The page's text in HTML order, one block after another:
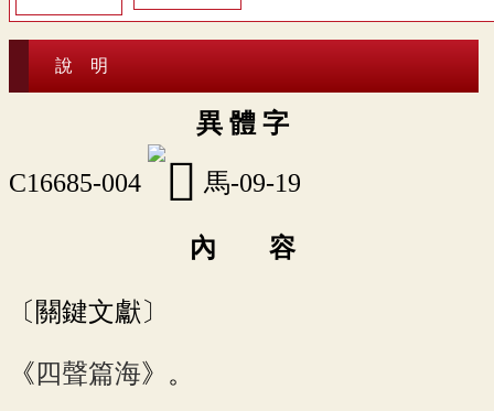
說 明
異 體 字
C16685-004 馬-09-19
內 容
〔關鍵文獻〕
《 四聲篇海》。